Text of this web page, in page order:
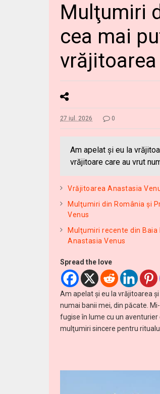
Mulţumiri
cea mai
27 iul. 2026 0
Am apelat şi eu la
vrăjitoare care au vrut
Vrăjitoarea Anastasia
Mulţumiri din România și
Venus
Mulţumiri recente din
Anastasia Venus
Spread the love
Am apelat şi eu la vrăjitoarea
numai banii mei, din păcate.
fugise în lume cu un
mulţumiri sincere pentru